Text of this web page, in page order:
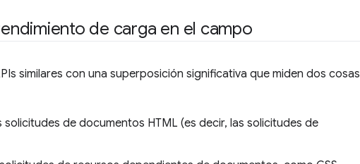
de carga en el campo
similares con una superposición significativa que miden dos cosas
solicitudes de documentos HTML (es decir, las solicitudes de